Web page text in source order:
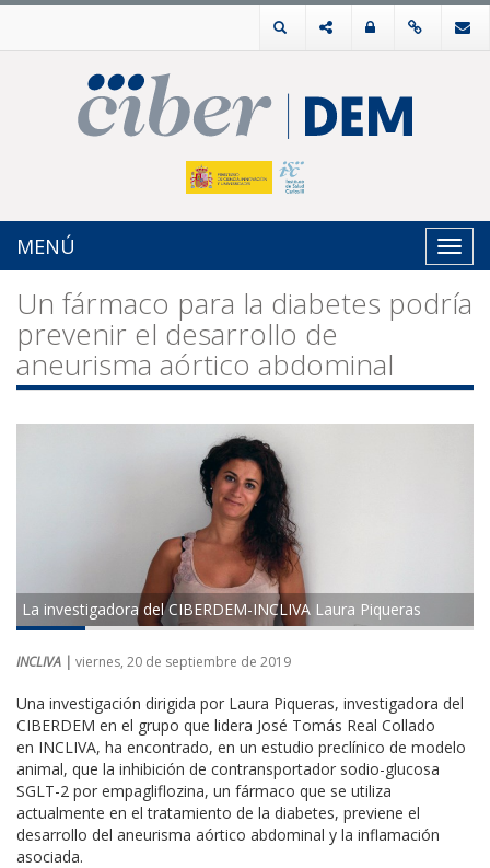
MENÚ
Un fármaco para la diabetes podría
prevenir el desarrollo de
aneurisma aórtico abdominal
La investigadora del CIBERDEM-INCLIVA Laura Piqueras
INCLIVA | viernes, 20 de septiembre de 2019
Una investigación dirigida por Laura Piqueras, investigadora del
CIBERDEM en el grupo que lidera José Tomás Real Collado
en INCLIVA, ha encontrado, en un estudio preclínico de modelo
animal, que la inhibición de contransportador sodio-glucosa
SGLT-2 por empagliflozina, un fármaco que se utiliza
actualmente en el tratamiento de la diabetes, previene el
desarrollo del aneurisma aórtico abdominal y la inflamación
asociada.